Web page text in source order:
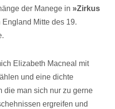
der Manege in »Zirkus
England Mitte des 19.
Elizabeth Macneal mit
und eine dichte
die man sich nur zu gerne
ergreifen und